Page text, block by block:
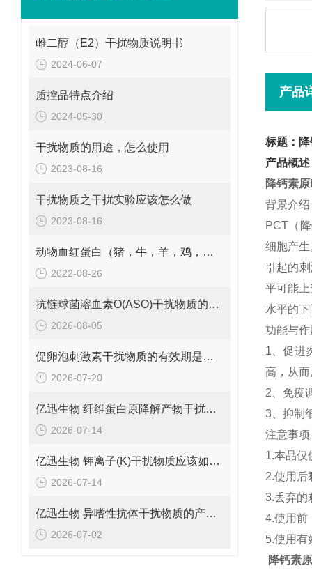
雌二醇（E2）干扰物质说明书
2024-06-07
质控品特点介绍
2024-05-30
干扰物质的用途，怎么使用
2023-08-16
干扰物质之干扰实验应该怎么做
2023-08-16
动物血红蛋白（猪，牛，羊，鸡，兔）干扰物质供应
2022-08-26
抗链球菌溶血素O(ASO)干扰物质的有效期是多久呢？
2026-08-05
促卵泡刺激素干扰物质的有效期是多久呢？
2026-07-20
亿迅生物 纤维蛋白原降解产物干扰物质的规格是多少呢？
2026-07-14
亿迅生物 钾离子(K)干扰物质应该如何保存呢？
2026-07-14
亿迅生物 异嗜性抗体干扰物质的产品浓度是多少呢？
2026-07-02
产品
标题：
产品概述
降钙素
背景介
PCT（
细胞产
引起的
平可能
水平的
功能与
1、促进
高，从
2、免疫
3、抑制
注意事项
1.本品仅
2.使用后
3.丢弃的
4.使用前
5.使用有
降钙素